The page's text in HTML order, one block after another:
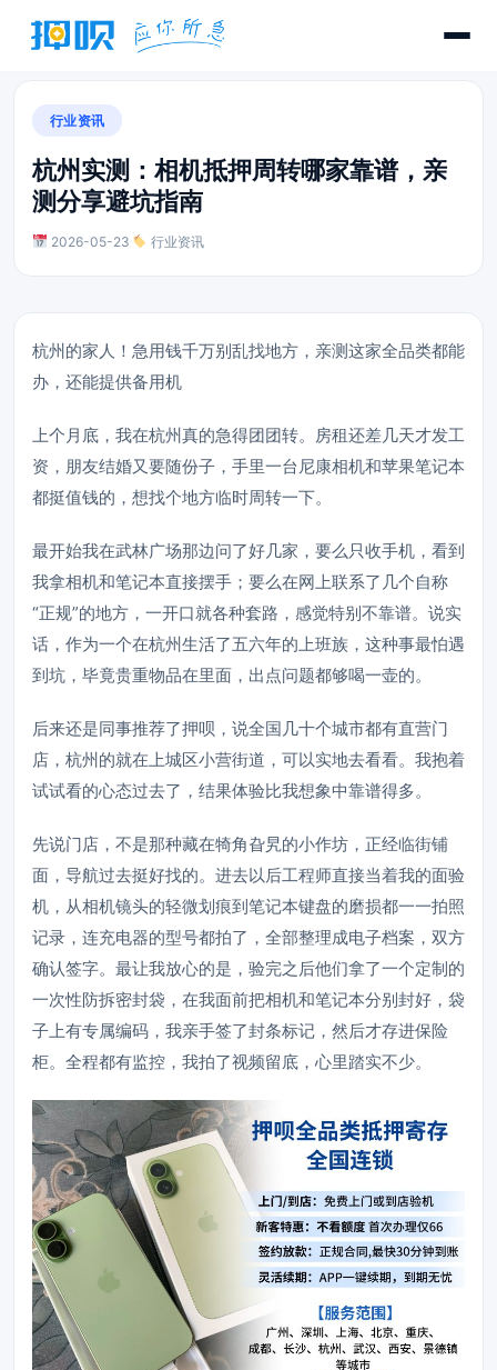
行业资讯
杭州实测：相机抵押周转哪家靠谱，亲
测分享避坑指南
2026-05-23 行业资讯
杭州的家人！急用钱千万别乱找地方，亲测这家全品类都能
办，还能提供备用机
上个月底，我在杭州真的急得团团转。房租还差几天才发工
资，朋友结婚又要随份子，手里一台尼康相机和苹果笔记本
都挺值钱的，想找个地方临时周转一下。
最开始我在武林广场那边问了好几家，要么只收手机，看到
我拿相机和笔记本直接摆手；要么在网上联系了几个自称
“正规”的地方，一开口就各种套路，感觉特别不靠谱。说实
话，作为一个在杭州生活了五六年的上班族，这种事最怕遇
到坑，毕竟贵重物品在里面，出点问题都够喝一壶的。
后来还是同事推荐了押呗，说全国几十个城市都有直营门
店，杭州的就在上城区小营街道，可以实地去看看。我抱着
试试看的心态过去了，结果体验比我想象中靠谱得多。
先说门店，不是那种藏在犄角旮旯的小作坊，正经临街铺
面，导航过去挺好找的。进去以后工程师直接当着我的面验
机，从相机镜头的轻微划痕到笔记本键盘的磨损都一一拍照
记录，连充电器的型号都拍了，全部整理成电子档案，双方
确认签字。最让我放心的是，验完之后他们拿了一个定制的
一次性防拆密封袋，在我面前把相机和笔记本分别封好，袋
子上有专属编码，我亲手签了封条标记，然后才存进保险
柜。全程都有监控，我拍了视频留底，心里踏实不少。